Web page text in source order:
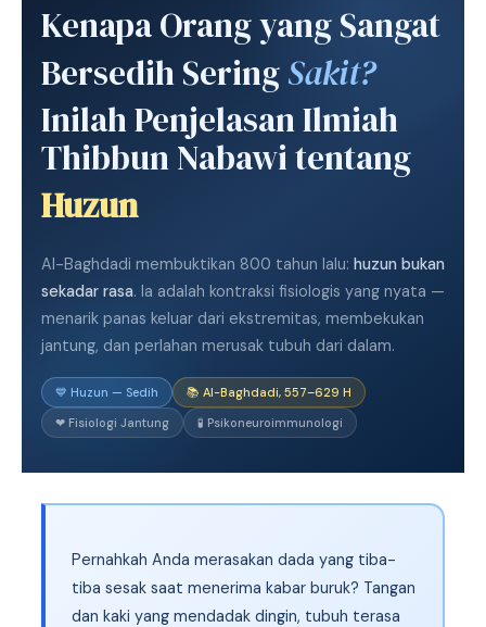
Kenapa Orang yang Sangat
Bersedih SeringSakit?
Inilah Penjelasan Ilmiah
Thibbun Nabawi tentang
Huzun
Al-Baghdadi membuktikan 800 tahun lalu: huzun bukan
sekadar rasa. Ia adalah kontraksi fisiologis yang nyata —
menarik panas keluar dari ekstremitas, membekukan
jantung, dan perlahan merusak tubuh dari dalam.
💙 Huzun — Sedih
📚 Al-Baghdadi, 557–629 H
❤ Fisiologi Jantung
🧪 Psikoneuroimmunologi
Pernahkah Anda merasakan dada yang tiba-
tiba sesak saat menerima kabar buruk? Tangan
dan kaki yang mendadak dingin, tubuh terasa